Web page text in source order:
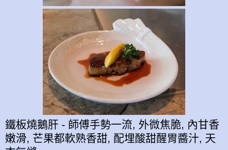
鐵板燒鵝肝 - 師傅手勢一流, 外微焦脆, 內甘香
嫩滑, 芒果都軟熟香甜, 配埋酸甜醒胃醬汁, 天